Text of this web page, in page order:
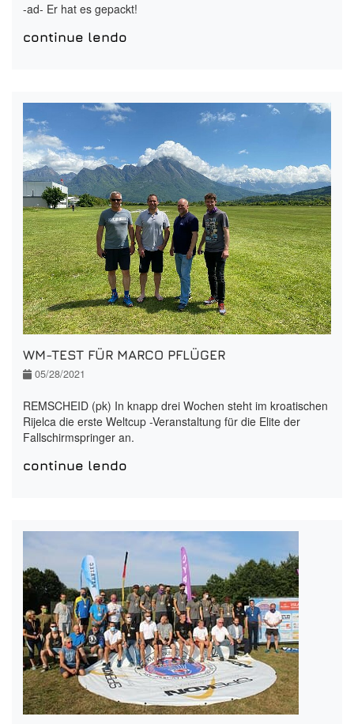
-ad- Er hat es gepackt!
continue lendo
WM-TEST FÜR MARCO PFLÜGER
05/28/2021
REMSCHEID (pk) In knapp drei Wochen steht im kroatischen
Rijelca die erste Weltcup -Veranstaltung für die Elite der
Fallschirmspringer an.
continue lendo